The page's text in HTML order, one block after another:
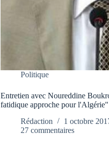
Politique
Entretien avec Noureddine
fatidique approche pour l'Algérie"
Rédaction
1 octobre
27 commentaires